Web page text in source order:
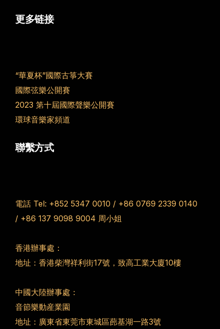
更多链接
“華夏杯”國際古箏大賽
國際弦樂公開賽
2023 第十屆國際聲樂公開賽
環球音樂家頻道
聯繫方式
電話 Tel: +852 5347 0010 / +86 0769 2339 0140
/ +86 137 9098 9004 周小姐
香港辦事處：
地址：香港柴灣祥利街17號，致高工業大廈10樓
中國大陸辦事處：
音節樂動産業園
地址：廣東省東莞市東城區蓢基湖一路3號